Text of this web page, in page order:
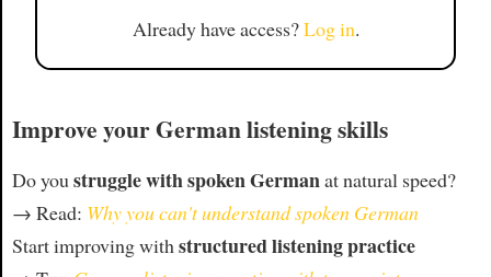
Already have access?Log in.
Improve your German listening skills
Do youstruggle with spoken Germanat natural speed?
→ Read: Why you can't understand spoken German
Start improving withstructured listening practice